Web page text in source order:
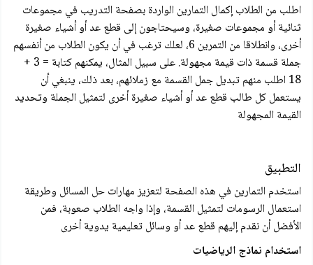
اطلب من الطلاب إكمال التمارين الواردة بصفحة التدريب في مجموعات
ثنائية أو مجموعات صغيرة، وسيحتاجون إلى قطع عد أو أشياء صغيرة
أخرى، وانطلاقا من التمرين 6، لعلك ترغب في أن يكون الطلاب من أنفسهم
جملة قسمة ذات قيمة مجهولة. على سبيل المثال، يمكنهم كتابة = 3 +
18 اطلب منهم تبدیل جمل القسمة مع زملائهم، بعد ذلك، ينبغي أن
يستعمل كل طالب قطع عد أو أشياء صغيرة أخرى لتمثيل الجملة وتحديد
القيمة المجهولة
التطبيق
استخدم التمارين في هذه الصفحة لتعزيز مهارات حل المسائل وطريقة
استعمال الرسومات لتمثيل القسمة، وإذا واجه الطلاب صعوبة، فمن
الأفضل أن نقدم إليهم قطع عد أو وسائل تعليمية يدوية أخرى
استخدام نماذج الرياضيات